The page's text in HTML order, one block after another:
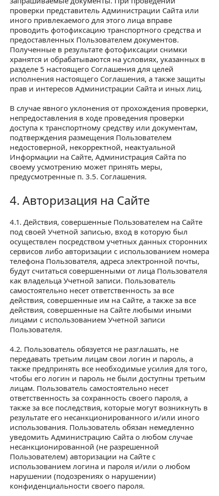
проверки представитель Администрации Сайта или
иного привлекаемого для этого лица вправе
проводить фотофиксацию транспортного средства и
предоставленных Пользователем документов.
Полученные в результате фотофиксации снимки
хранятся и обрабатываются на условиях, указанных в
разделе 5 настоящего Соглашения для целей
исполнения настоящего Соглашения, а также защиты
прав и интересов Администрации Сайта и иных лиц.
В случае явного уклонения от прохождения проверки,
непредоставления в ходе проведения проверки
доступа к транспортному средству или документам,
подтверждения размещения Пользователем
недостоверной, некорректной, неактуальной
Информации на Сайте, Администрация Сайта по
своему усмотрению может принять меры,
предусмотренные п. 3.5. Соглашения.
4. Авторизация на Сайте
4. Авторизация на Сайте
4.1. Действия, совершенные Пользователем на Сайте
под своей Учетной записью, вход в которую был
осуществлен посредством учетных данных сторонних
сервисов либо авторизации с использованием номера
телефона Пользователя, адреса электронной почты,
будут считаться совершенными от лица Пользователя
как владельца Учетной записи. Пользователь
самостоятельно несет ответственность за все
действия, совершенные им на Сайте, а также за все
действия, совершенные на Сайте любыми иными
лицами с использованием Учетной записи
Пользователя.
4.2. Пользователь обязуется не разглашать, не
передавать третьим лицам свои логин и пароль, а
также предпринять все необходимые усилия для того,
чтобы его логин и пароль не были доступны третьим
лицам. Пользователь самостоятельно несет
ответственность за сохранность своего пароля, а
также за все последствия, которые могут возникнуть в
результате его несанкционированного и/или иного
использования. Пользователь обязан немедленно
уведомить Администрацию Сайта о любом случае
несанкционированной (не разрешенной
Пользователем) авторизации на Сайте с
использованием логина и пароля и/или о любом
нарушении (подозрениях о нарушении)
конфиденциальности своего пароля.